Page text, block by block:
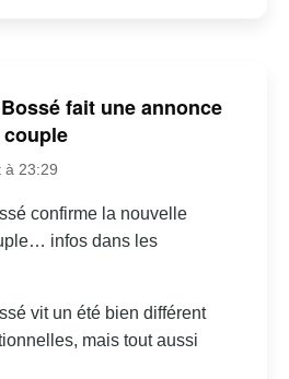
fait une annonce
à 23:29
confirme la nouvelle
infos dans les
vit un été bien différent
mais tout aussi